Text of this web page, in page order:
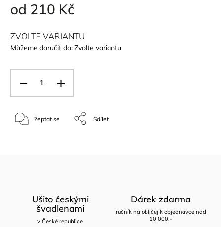
od 210 Kč
ZVOLTE VARIANTU
Můžeme doručit do: Zvolte variantu
Zeptat se Sdílet
Ušito českými
švadlenami
v České republice
Dárek zdarma
ručník na obličej k objednávce nad
10 000,-